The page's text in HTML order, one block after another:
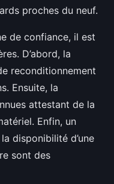
proches du neuf.
de confiance, il est
D’abord, la
reconditionnement
Ensuite, la
attestant de la
Enfin, un
disponibilité d’une
sont des